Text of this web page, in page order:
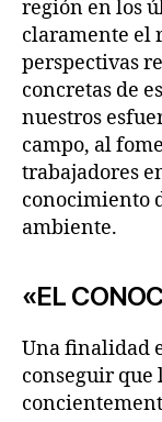
región en los
claramente el
perspectivas
concretas de
nuestros
campo, al
trabajadores
conocimiento
ambiente.
«EL
Una finalidad
conseguir